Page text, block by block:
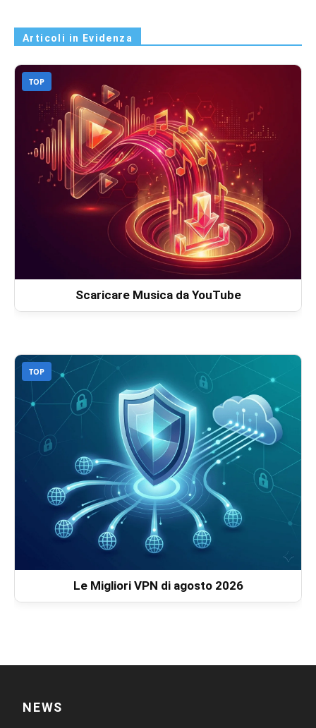
Articoli in Evidenza
TOP
Scaricare Musica da YouTube
TOP
Le Migliori VPN di agosto 2026
NEWS